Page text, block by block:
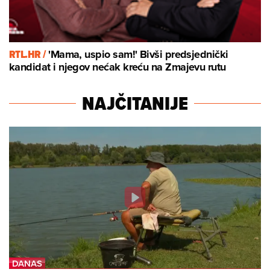
RTL.HR /'Mama, uspio sam!' Bivši predsjednički
kandidat i njegov nećak kreću na Zmajevu rutu
NAJČITANIJE